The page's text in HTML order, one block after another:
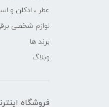
عطر ، ادکلن و
لوازم شخصی
برند ها
وبلاگ
فروشگاه